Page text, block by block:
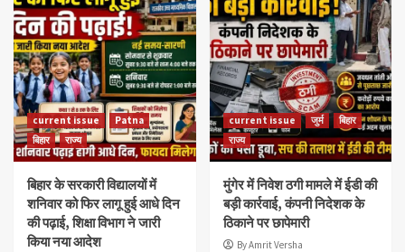
current issue
Patna
बिहार
राज्य
बिहार के सरकारी विद्यालयों में
शनिवार को फिर लागू हुई आधे दिन
की पढ़ाई, शिक्षा विभाग ने जारी
किया नया आदेश
current issue जुर्म
बिहार
राज्य
मुंगेर में निवेश ठगी मामले में ईडी की
बड़ी कार्रवाई, कंपनी निदेशक के
ठिकाने पर छापेमारी
By Amrit Versha